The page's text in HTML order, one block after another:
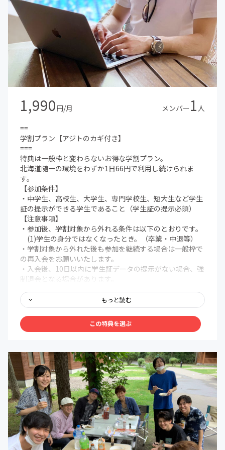
1,990円/月 メンバー1 人
==
学割プラン【アジトのカギ付き】
===
特典は一般枠と変わらないお得な学割プラン。
北海道随一の環境をわずか1日66円で利用し続けられま
す。
【参加条件】
・中学生、高校生、大学生、専門学校生、短大生など学生
証の提示ができる学生であること（学生証の提示必須）
【注意事項】
・参加後、学割対象から外れる条件は以下のとおりです。
(1)学生の身分ではなくなったとき。（卒業・中退等）
・学割対象から外れた後も参加を継続する場合は一般枠で
の再入会をお願いいたします。
・入会後、10日以内に学生証データの提示がない場合、強
制退会となる場合があります。
＜オンライン共通コンテンツ＞
■北海道人の「好きを仕事にする」を実現させることに特
化したオンラインサロンが提供するノウハウおよび教材を
毎月作り続けながら提供
■北海道で活躍する社長/経営者/起業家/クリエイターを招
いてのゲストトーク
■好きを仕事にするためのオンラインビジネスノウハウを
商品開発〜集客〜セールス〜運営〜月額課金化までの基礎
的なビジネスノウハウを無料受講可能
■facebookページ&メンバー専用会員サイトでの意見交
換、成功事例の共有
■生配信やイベント当日を逃しても後から見返すことがで
きる「専用会員ページ」ノウハウ
もっと読む
この特典を選ぶ